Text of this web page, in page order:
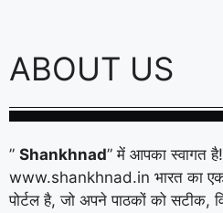
ABOUT US
” Shankhnad” में आपका स्वागत है!
www.shankhnad.in भारत का एक
पोर्टल है, जो अपने पाठकों को सटीक,